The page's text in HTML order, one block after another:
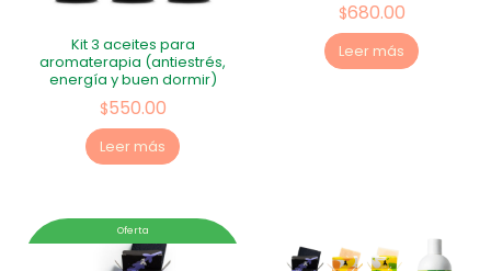
Kit 3 aceites para
aromaterapia (antiestrés,
energía y buen dormir)
$550.00
Leer más
$680.00
Leer más
Oferta